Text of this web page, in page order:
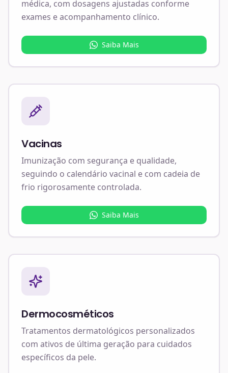
médica, com dosagens ajustadas conforme
exames e acompanhamento clínico.
Saiba Mais
Vacinas
Imunização com segurança e qualidade,
seguindo o calendário vacinal e com cadeia de
frio rigorosamente controlada.
Saiba Mais
Dermocosméticos
Tratamentos dermatológicos personalizados
com ativos de última geração para cuidados
específicos da pele.